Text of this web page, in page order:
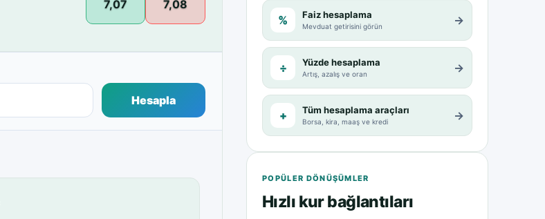
7,07 7,08
Hesapla
% Faiz hesaplama
Mevduat getirisini görün →
÷ Yüzde hesaplama
Artış, azalış ve oran →
+ Tüm hesaplama araçları
Borsa, kira, maaş ve kredi →
POPÜLER DÖNÜŞÜMLER
Hızlı kur bağlantıları